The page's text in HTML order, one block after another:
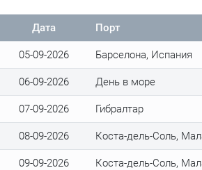
Дата Порт
05-09-2026 Барселона, Испания
06-09-2026 День в море
07-09-2026 Гибралтар
08-09-2026 Коста-дель-Соль,
09-09-2026 Коста-дель-Соль,